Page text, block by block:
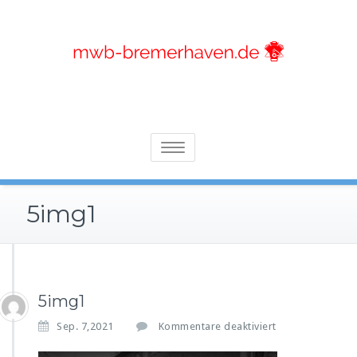
Mwb-bremerhaven.de
Toggle
5img1
5img1
Sep. 7,2021 Kommentare deaktiviert